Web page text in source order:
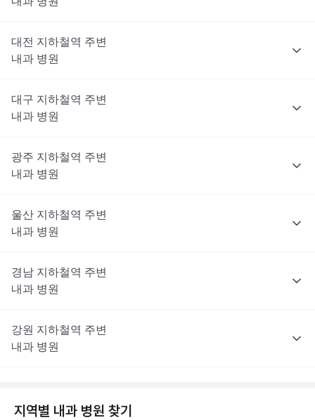
대전 지하철역 주변
내과 병원
대구 지하철역 주변
내과 병원
광주 지하철역 주변
내과 병원
울산 지하철역 주변
내과 병원
경남 지하철역 주변
내과 병원
강원 지하철역 주변
내과 병원
지역별 내과 병원 찾기